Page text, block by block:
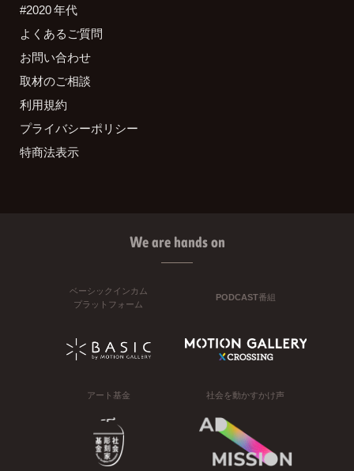
#2020 年代
よくあるご質問
お問い合わせ
取材のご相談
利用規約
プライバシーポリシー
特商法表示
We are hands on
ベーシックインカム
プラットフォーム
PODCAST番組
アート基金 社会を動かすかけ声